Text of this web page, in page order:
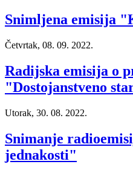
Snimljena emisija
Četvrtak, 08. 09. 2022.
Radijska emisija o
"Dostojanstveno
Utorak, 30. 08. 2022.
Snimanje
jednakosti"